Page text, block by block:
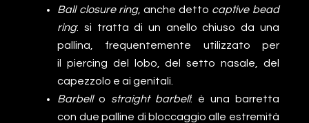
Ball closure ring, anche detto captive bead
ring: si tratta di un anello chiuso da una
pallina, frequentemente utilizzato per
il piercing del lobo, del setto nasale, del
capezzolo e ai genitali.
Barbello straight barbell: è una barretta
con due palline di bloccaggio alle estremità